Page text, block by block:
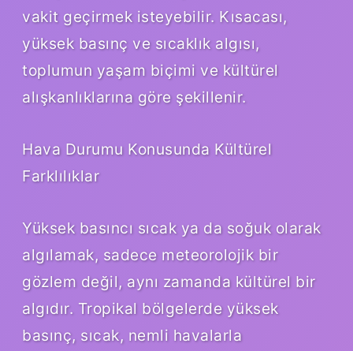
vakit geçirmek isteyebilir. Kısacası,
yüksek basınç ve sıcaklık algısı,
toplumun yaşam biçimi ve kültürel
alışkanlıklarına göre şekillenir.
Hava Durumu Konusunda Kültürel
Farklılıklar
Yüksek basıncı sıcak ya da soğuk olarak
algılamak, sadece meteorolojik bir
gözlem değil, aynı zamanda kültürel bir
algıdır. Tropikal bölgelerde yüksek
basınç, sıcak, nemli havalarla